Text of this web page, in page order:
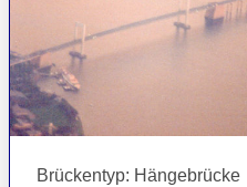
Brückentyp: Hängebrücke